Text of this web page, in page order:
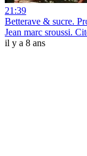
21:39
Betterave & sucre.
Jean marc sroussi.
il y a 8 ans